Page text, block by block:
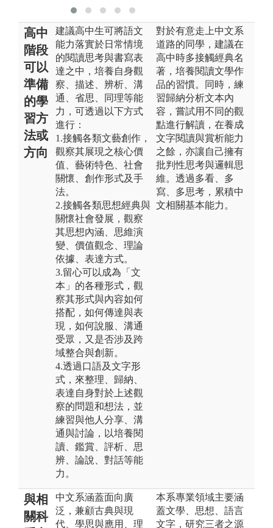
高中
階段
可以
準備
的學
習方
法或
方向
建議高中生可將語文
能力落實於日常情境
的閱讀思考與書寫表
達之中，培養自身觀
察、描述、辨析、溝
通、省思、同理等能
力，可透過以下方式
進行：
1.接觸各類文藝創作，
觀察其展現之核心價
值、藝術特色、社會
關懷、創作形式及手
法。
2.接觸各類思想經典與
關懷社會發展，觀察
其思想內涵、思維演
變、價值觀念、理論
依據、表達方式。
3.留心可以成為「文
本」的各種形式，觀
察其形式與內容如何
搭配，如何傳達與表
現，如何說服、溝通
受眾，又是否涉及跨
域整合與創新。
4.透過口語及文字形
式，來整理、歸納、
表達自身對於上述觀
察的問題和想法，並
練習與他人分享、溝
通與討論，以培養閱
讀、鑑賞、評析、思
辨、論說、對話等能
力。
對於有意走上中文系
道路的同學，建議在
高中時多接觸經典名
著，培養閱讀文學作
品的習慣。同時，練
習歸納分析文本內
容，嘗試用不同的觀
點進行解讀，在養成
文字閱讀與賞析能力
之餘，亦讓自己擁有
批判性思考與邏輯思
維。透過多看、多
寫、多思考，累積中
文相關基本能力。
與相
關科
中文系涵蓋面向廣
泛，兼顧古典與現
代、學思與應用、理
本系專業領域主要涵
蓋文學、思想、語言
文字，研究三者之源